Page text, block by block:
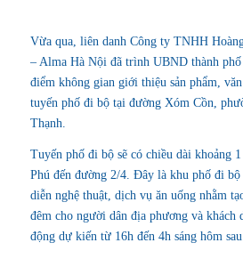
Vừa qua, liên danh Công ty TNHH
– Alma Hà Nội đã trình UBND thành
điểm không gian giới thiệu sản phẩm,
tuyến phố đi bộ tại đường Xóm Cồn,
Thạnh.
Tuyến phố đi bộ sẽ có chiều dài khoảng
Phú đến đường 2/4. Đây là khu phố đi
diễn nghệ thuật, dịch vụ ăn uống nhằm
đêm cho người dân địa phương và
động dự kiến từ 16h đến 4h sáng hôm